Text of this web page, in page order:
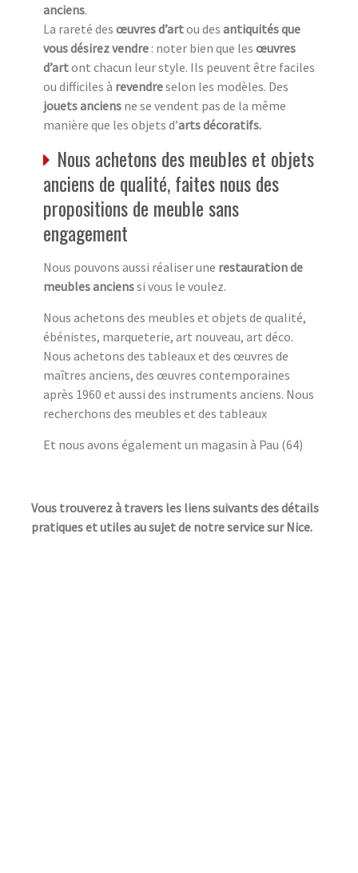
anciens.
La rareté des œuvres d’artou des antiquités que
vous désirez vendre : noter bien que les œuvres
d’artont chacun leur style. Ils peuvent être faciles
ou difficiles à revendreselon les modèles. Des
jouets anciens ne se vendent pas de la même
manière que les objets d’arts décoratifs.
Nous achetons des meubles et objets
anciens de qualité, faites nous des
propositions de meuble sans
engagement
Nous pouvons aussi réaliser une restauration de
meubles ancienssi vous le voulez.
Nous achetons des meubles et objets de qualité,
ébénistes, marqueterie, art nouveau, art déco.
Nous achetons des tableaux et des œuvres de
maîtres anciens, des œuvres contemporaines
après 1960 et aussi des instruments anciens. Nous
recherchons des meubles et des tableaux
Et nous avons également un magasin à Pau (64)
Vous trouverez à travers les liens suivants des détails
pratiques et utiles au sujet de notre service sur Nice.